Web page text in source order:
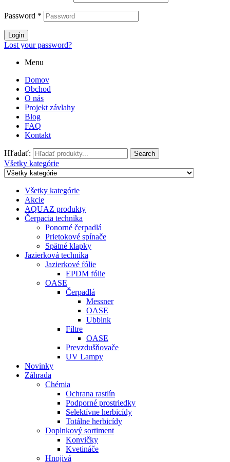
Password *
Login
Lost your password?
Menu
Domov
Obchod
O nás
Projekt závlahy
Blog
FAQ
Kontakt
Hľadať: Search
Všetky kategórie
Všetky kategórie
Akcie
AQUAZ produkty
Čerpacia technika
Ponorné čerpadlá
Prietokové spínače
Spätné klapky
Jazierková technika
Jazierkové fólie
EPDM fólie
OASE
Čerpadlá
Messner
OASE
Ubbink
Filtre
OASE
Prevzdušňovače
UV Lampy
Novinky
Záhrada
Chémia
Ochrana rastlín
Podporné prostriedky
Selektívne herbicídy
Totálne herbicídy
Doplnkový sortiment
Konvičky
Kvetináče
Hnojivá